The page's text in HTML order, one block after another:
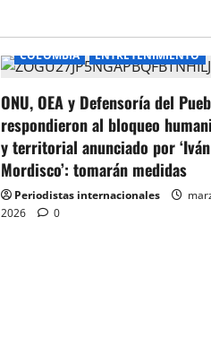
COLOMBIA ENTRETENIMIENTO
ONU, OEA y Defensoría del
respondieron al bloqueo
y territorial anunciado por ‘Iván
Mordisco’: tomarán medidas
Periodistas internacionales
2026
0